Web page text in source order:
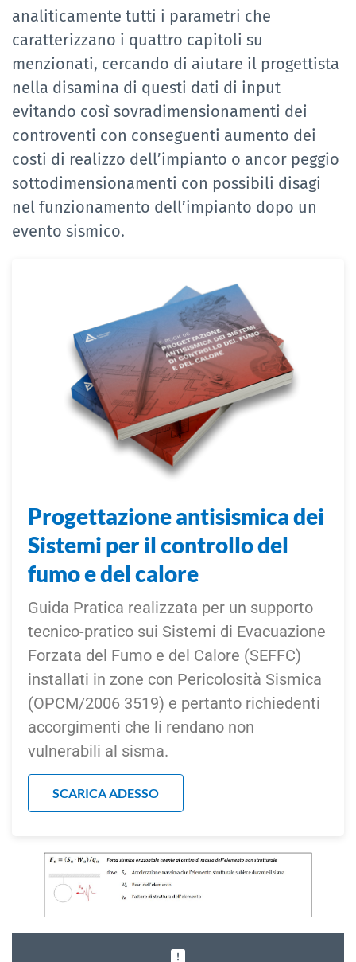
analiticamente tutti i parametri che
caratterizzano i quattro capitoli su
menzionati, cercando di aiutare il progettista
nella disamina di questi dati di input
evitando così sovradimensionamenti dei
controventi con conseguenti aumento dei
costi di realizzo dell’impianto o ancor peggio
sottodimensionamenti con possibili disagi
nel funzionamento dell’impianto dopo un
evento sismico.
Progettazione antisismica dei
Sistemi per il controllo del
fumo e del calore
Guida Pratica realizzata per un supporto
tecnico-pratico sui Sistemi di Evacuazione
Forzata del Fumo e del Calore (SEFFC)
installati in zone con Pericolosità Sismica
(OPCM/2006 3519) e pertanto richiedenti
accorgimenti che li rendano non
vulnerabili al sisma.
SCARICA ADESSO